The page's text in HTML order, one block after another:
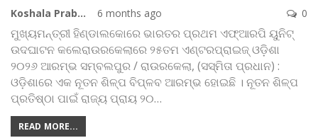
Koshala Prabaha 6 months ago 0
ମୁଖ୍ୟମନ୍ତ୍ରୀ ହିଣ୍ଡାଲକୋରେ ଭାରତର ପ୍ରଥମ ଏଫ୍‌ଆରପି ୟୁନିଟ୍
ଉଦଘାଟନ କଲେରାଉରକେଲାରେ ୨୫ତମ ଏଣ୍ଟରପ୍ରାଇଜ୍ ଓଡ଼ିଶା
୨୦୨୬ ଆରମ୍ଭ ସମ୍ବଲପୁର / ରାଉରକେଲା, (ସସ୍ମିତା ପ୍ରଧାନ) :
ଓଡ଼ିଶାରେ ଏକ ନୂତନ ଶିଳ୍ପ ବିପ୍ଳବ ଆରମ୍ଭ ହୋଇଛି । ନୂତନ ଶିଳ୍ପ
ପ୍ରତିଷ୍ଠା ପାଇଁ ରାଜ୍ୟ ପ୍ରାୟ ୨୦…
READ MORE...